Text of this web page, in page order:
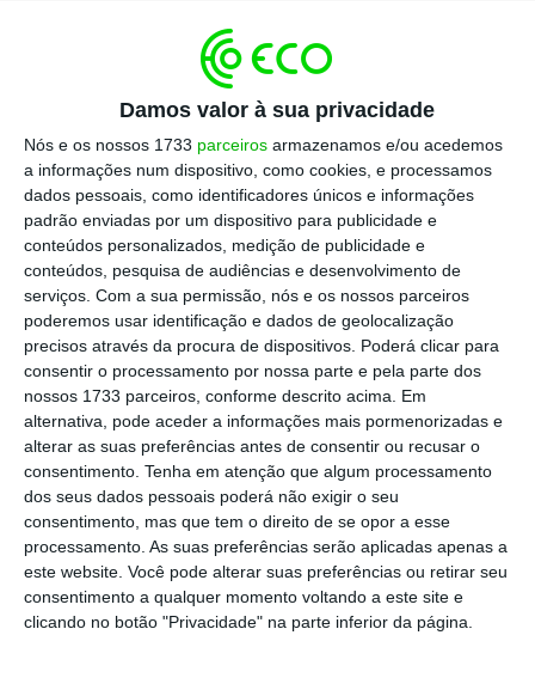
Damos valor à sua privacidade
Nós e os nossos 1733 parceiros armazenamos e/ou acedemos
a informações num dispositivo, como cookies, e processamos
dados pessoais, como identificadores únicos e informações
padrão enviadas por um dispositivo para publicidade e
conteúdos personalizados, medição de publicidade e
conteúdos, pesquisa de audiências e desenvolvimento de
serviços. Com a sua permissão, nós e os nossos parceiros
poderemos usar identificação e dados de geolocalização
precisos através da procura de dispositivos. Poderá clicar para
consentir o processamento por nossa parte e pela parte dos
nossos 1733 parceiros, conforme descrito acima. Em
alternativa, pode aceder a informações mais pormenorizadas e
alterar as suas preferências antes de consentir ou recusar o
consentimento. Tenha em atenção que algum processamento
dos seus dados pessoais poderá não exigir o seu
consentimento, mas que tem o direito de se opor a esse
processamento. As suas preferências serão aplicadas apenas a
este website. Você pode alterar suas preferências ou retirar seu
consentimento a qualquer momento voltando a este site e
clicando no botão "Privacidade" na parte inferior da página.
https://eco.sapo.pt/quote/david-folkerts-landau-o-bce-esta-preso-entre-um-equilibrio-desfavoravel-de-2/ Copiar
Assine o ECO Premium
No momento em que a informação é
mais importante do que nunca, apoie
o jornalismo independente e rigoroso.
De que forma? Assine o ECO Premium e
tenha acesso a notícias exclusivas, à
opinião que conta, às reportagens e
especiais que mostram o outro lado da
história.